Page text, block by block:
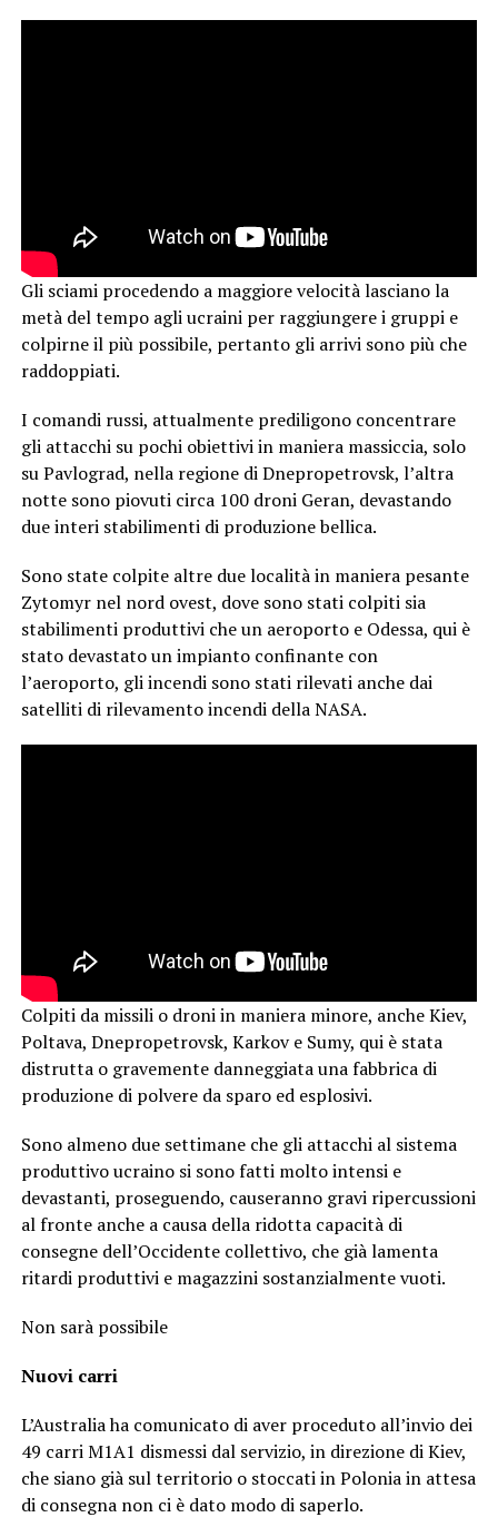
Gli sciami procedendo a maggiore velocità lasciano la
metà del tempo agli ucraini per raggiungere i gruppi e
colpirne il più possibile, pertanto gli arrivi sono più che
raddoppiati.
I comandi russi, attualmente prediligono concentrare
gli attacchi su pochi obiettivi in maniera massiccia, solo
su Pavlograd, nella regione di Dnepropetrovsk, l’altra
notte sono piovuti circa 100 droni Geran, devastando
due interi stabilimenti di produzione bellica.
Sono state colpite altre due località in maniera pesante
Zytomyr nel nord ovest, dove sono stati colpiti sia
stabilimenti produttivi che un aeroporto e Odessa, qui è
stato devastato un impianto confinante con
l’aeroporto, gli incendi sono stati rilevati anche dai
satelliti di rilevamento incendi della NASA.
Colpiti da missili o droni in maniera minore, anche Kiev,
Poltava, Dnepropetrovsk, Karkov e Sumy, qui è stata
distrutta o gravemente danneggiata una fabbrica di
produzione di polvere da sparo ed esplosivi.
Sono almeno due settimane che gli attacchi al sistema
produttivo ucraino si sono fatti molto intensi e
devastanti, proseguendo, causeranno gravi ripercussioni
al fronte anche a causa della ridotta capacità di
consegne dell’Occidente collettivo, che già lamenta
ritardi produttivi e magazzini sostanzialmente vuoti.
Non sarà possibile
Nuovi carri
L’Australia ha comunicato di aver proceduto all’invio dei
49 carri M1A1 dismessi dal servizio, in direzione di Kiev,
che siano già sul territorio o stoccati in Polonia in attesa
di consegna non ci è dato modo di saperlo.